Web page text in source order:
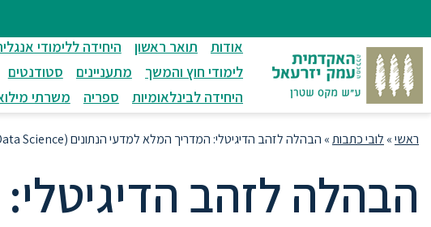
מרכזי
אודות תואר ראשון היחידה ללימודי
לימודי חוץ והמשך
מתעניינים סטודנטים
היחידה לבינלאומיות
ספריה משרתי
ראשי» לובי כתבות» הבהלה לזהב הדיגיטלי: המדריך המלא למדעי הנתונים (Data Science) במאה ה-21
הבהלה לזהב